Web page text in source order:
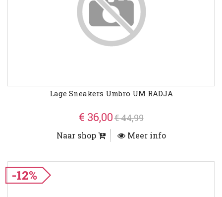
Lage Sneakers Umbro UM RADJA
€ 36,00€ 44,99
Naar shop Meer info
-12%